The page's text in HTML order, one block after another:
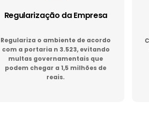
Regularização da Empresa
Regulariza o ambiente de acordo
com a portaria n 3.523, evitando
multas governamentais que
podem chegar a 1,5 milhões de
reais.